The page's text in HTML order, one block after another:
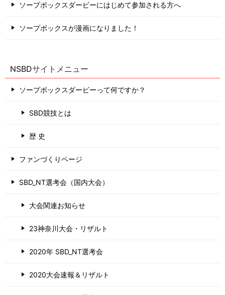
ソープボックスダービーにはじめて参加される方へ
ソープボックスが漫画になりました！
NSBDサイトメニュー
ソープボックスダービーって何ですか？
SBD競技とは
歴 史
ファンづくりページ
SBD_NT選考会（国内大会）
大会関連お知らせ
23神奈川大会・リザルト
2020年 SBD_NT選考会
2020大会速報＆リザルト